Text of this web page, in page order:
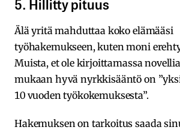
Älä yritä mahduttaa koko elämääsi
työhakemukseen, kuten moni
Muista, et ole kirjoittamassa
mukaan hyvä nyrkkisääntö on
10 vuoden työkokemuksesta”.
Hakemuksen on tarkoitus saada